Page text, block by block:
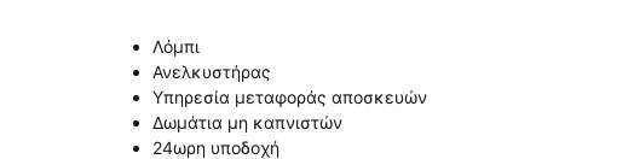
Λόμπι
Ανελκυστήρας
Υπηρεσία μεταφοράς αποσκευών
Δωμάτια μη καπνιστών
24ωρη υποδοχή